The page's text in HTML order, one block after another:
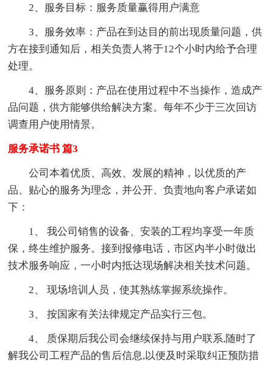
2、服务目标：服务质量赢得用户满意
3、服务效率：产品在到达目的前出现质量问题，供
方在接到通知后，相关负责人将于12个小时内给予合理
处理。
4、服务原则：产品在使用过程中不当操作，造成产
品问题，供方能够供给解决方案。每年不少于三次回访
调查用户使用情景。
服务承诺书 篇3
公司本着优质、高效、发展的精神，以优质的产
品、贴心的服务为理念，并公开、负责地向客户承诺如
下：
1、 我公司销售的设备、安装的工程均享受一年质
保，终生维护服务。接到报修电话，市区内半小时做出
技术服务响应，一小时内抵达现场解决相关技术问题。
2、 现场培训人员，使其熟练掌握系统操作。
3、 按国家有关法律规定产品实行三包。
4、 质保期后我公司会继续保持与用户联系,随时了
解我公司工程产品的售后信息,以便及时采取纠正预防措